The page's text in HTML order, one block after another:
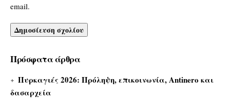
email.
Πρόσφατα άρθρα
Πυρκαγιές 2026: Πρόληψη, επικοινωνία, Antinero και
δασαρχεία